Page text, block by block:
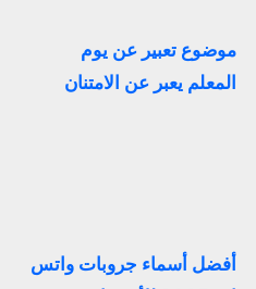
موضوع تعبير عن يوم
المعلم يعبر عن الامتنان
أفضل أسماء جروبات واتس